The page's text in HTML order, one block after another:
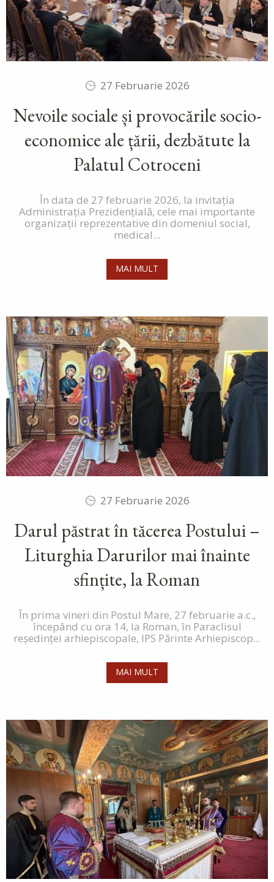
27 Februarie 2026
Nevoile sociale și provocările socio-
economice ale țării, dezbătute la
Palatul Cotroceni
În data de 27 februarie 2026, la invitația
Administrația Prezidențială, cele mai importante
organizații reprezentative din domeniul social,
medical...
MAI MULT
27 Februarie 2026
Darul păstrat în tăcerea Postului –
Liturghia Darurilor mai înainte
sfințite, la Roman
În prima vineri din Postul Mare, 27 februarie a.c.,
începând cu ora 14, la Roman, în Paraclisul
reședinței arhiepiscopale, IPS Părinte Arhiepiscop...
MAI MULT